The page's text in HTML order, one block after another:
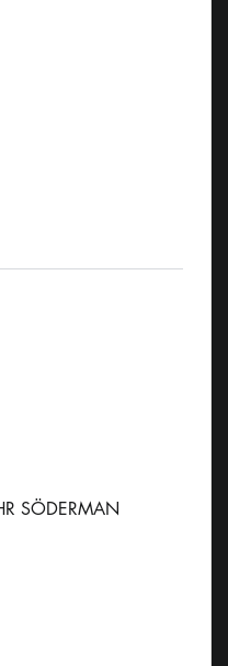
SÖDERMAN